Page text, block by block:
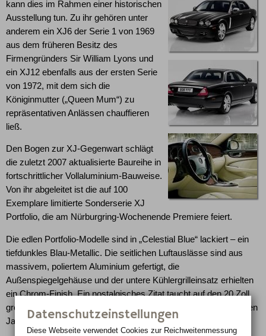
kann dies im Rahmen einer historischen
Ausstellung tun. Zu ihr gehören unter
anderem ein XJ6 der Serie 1 von 1969
aus dem früheren Besitz des
Firmengründers Sir William Lyons und
ein XJ12 ebenfalls aus der ersten Serie
von 1972, mit dem sich die
Königinmutter („Queen Mum“) zu
repräsentativen Anlässen chauffieren
ließ.
Den Bogen zur XJ-Gegenwart schlägt
die zuletzt 2007 aktualisierte Baureihe in
fortschrittlicher Vollaluminium-Bauweise.
Von ihr abgeleitet ist die auf 100
Exemplare limitierte Sonderserie XJ
Portfolio, die am Nürburgring-Wochenende Premiere feiert.
Die edlen Portfolio-Modelle sind in „Celestial Blue“ lackiert – ein
tiefdunkles Blau-Metallic. Die seitlichen Luftauslässe sind aus
massivem, poliertem Aluminium gefertigt, die
Außenspiegelgehäuse und der untere Kühlergrilleinsatz erhielten
ein Chrom-Finish. Ein nostalgisches Zitat taucht auf den 20 Zoll
großen Leichtmetallfelgen auf: Nabenabdeckungen mit dem roten
Jaguar Racing Logo aus den 50er Jahren.
Datenschutzeinstellungen
Diese Webseite verwendet Cookies zur Reichweiten­messung